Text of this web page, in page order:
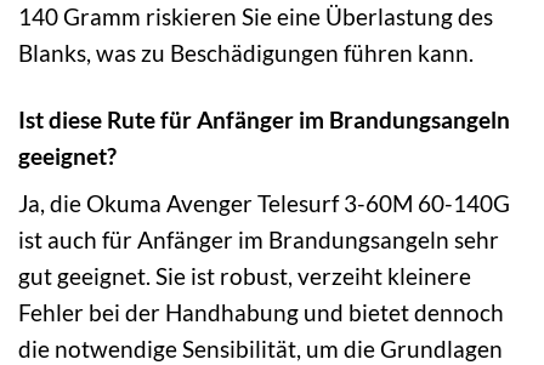
140 Gramm riskieren Sie eine Überlastung des
Blanks, was zu Beschädigungen führen kann.
Ist diese Rute für Anfänger im Brandungsangeln
geeignet?
Ja, die Okuma Avenger Telesurf 3-60M 60-140G
ist auch für Anfänger im Brandungsangeln sehr
gut geeignet. Sie ist robust, verzeiht kleinere
Fehler bei der Handhabung und bietet dennoch
die notwendige Sensibilität, um die Grundlagen